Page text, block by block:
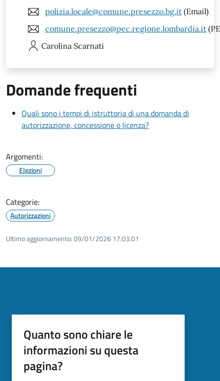
polizia.locale@comune.presezzo.bg.it (Email)
comune.presezzo@pec.regione.lombardia.it
Carolina Scarnati
Domande frequenti
Quali sono i tempi di istruttoria di una domanda di
autorizzazione, concessione o licenza?
Argomenti:
Elezioni
Categorie:
Autorizzazioni
Ultimo aggiornamento:09/01/2026 17:03.01
Quanto sono chiare le
informazioni su questa
pagina?